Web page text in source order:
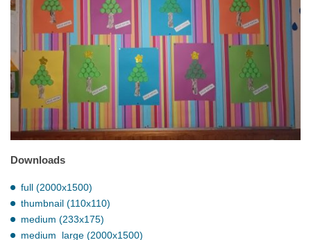
Downloads
full (2000x1500)
thumbnail (110x110)
medium (233x175)
medium_large (2000x1500)